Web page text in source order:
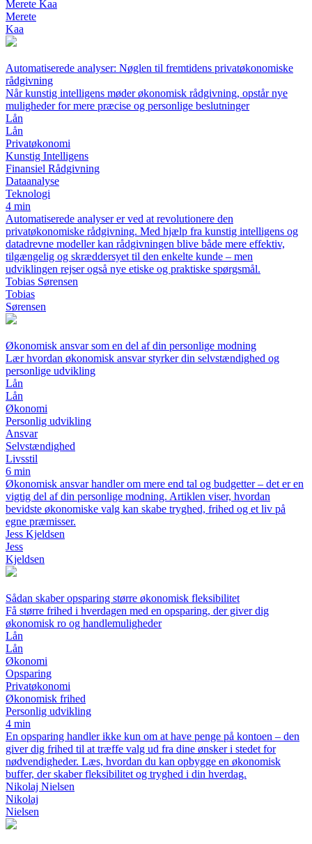
Merete Kaa
Merete
Kaa
Automatiserede analyser: Nøglen til fremtidens privatøkonomiske
rådgivning
Når kunstig intelligens møder økonomisk rådgivning, opstår nye
muligheder for mere præcise og personlige beslutninger
Lån
Lån
Privatøkonomi
Kunstig Intelligens
Finansiel Rådgivning
Dataanalyse
Teknologi
4 min
Automatiserede analyser er ved at revolutionere den
privatøkonomiske rådgivning. Med hjælp fra kunstig intelligens og
datadrevne modeller kan rådgivningen blive både mere effektiv,
tilgængelig og skræddersyet til den enkelte kunde – men
udviklingen rejser også nye etiske og praktiske spørgsmål.
Tobias Sørensen
Tobias
Sørensen
Økonomisk ansvar som en del af din personlige modning
Lær hvordan økonomisk ansvar styrker din selvstændighed og
personlige udvikling
Lån
Lån
Økonomi
Personlig udvikling
Ansvar
Selvstændighed
Livsstil
6 min
Økonomisk ansvar handler om mere end tal og budgetter – det er en
vigtig del af din personlige modning. Artiklen viser, hvordan
bevidste økonomiske valg kan skabe tryghed, frihed og et liv på
egne præmisser.
Jess Kjeldsen
Jess
Kjeldsen
Sådan skaber opsparing større økonomisk fleksibilitet
Få større frihed i hverdagen med en opsparing, der giver dig
økonomisk ro og handlemuligheder
Lån
Lån
Økonomi
Opsparing
Privatøkonomi
Økonomisk frihed
Personlig udvikling
4 min
En opsparing handler ikke kun om at have penge på kontoen – den
giver dig frihed til at træffe valg ud fra dine ønsker i stedet for
nødvendigheder. Læs, hvordan du kan opbygge en økonomisk
buffer, der skaber fleksibilitet og tryghed i din hverdag.
Nikolaj Nielsen
Nikolaj
Nielsen